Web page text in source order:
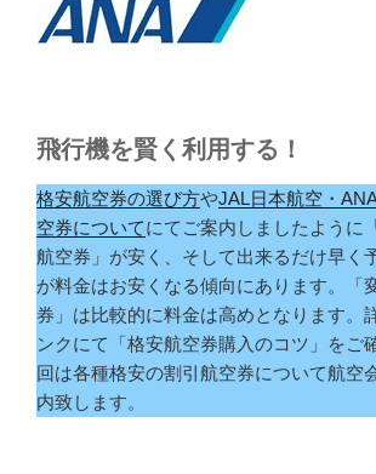
飛行機を賢く利用する！
格安航空券の選び方やJAL日本航空・
空券についてにてご案内しましたように
航空券」が安く、そして出来るだけ早く
が料金はお安くなる傾向にあります。「
券」は比較的に料金は高めとなります。
ンクにて「格安航空券購入のコツ」をご
回は各種格安の割引航空券について航空
内致します。